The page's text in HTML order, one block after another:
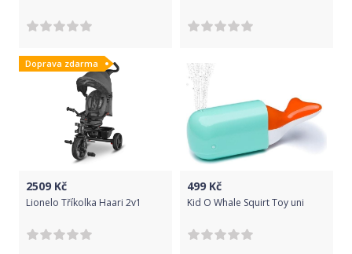
Doprava zdarma
2509 Kč
Lionelo Tříkolka Haari 2v1
499 Kč
Kid O Whale Squirt Toy uni